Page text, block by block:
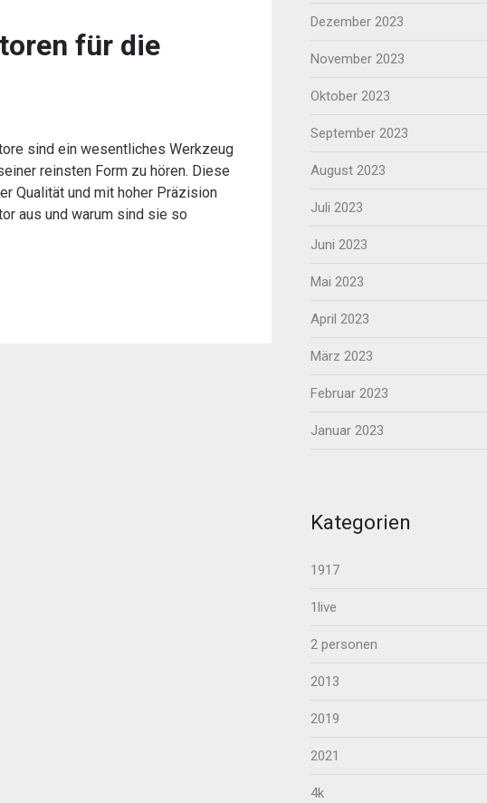
für die
sind ein wesentliches Werkzeug
reinsten Form zu hören. Diese
Qualität und mit hoher Präzision
aus und warum sind sie so
Dezember 2023
November 2023
Oktober 2023
September 2023
August 2023
Juli 2023
Juni 2023
Mai 2023
April 2023
März 2023
Februar 2023
Januar 2023
Kategorien
1917
1live
2 personen
2013
2019
2021
4k